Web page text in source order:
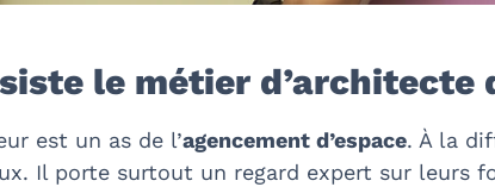
le métier d’architecte
est un as de l’agencement d’espace. À la
Il porte surtout un regard expert sur